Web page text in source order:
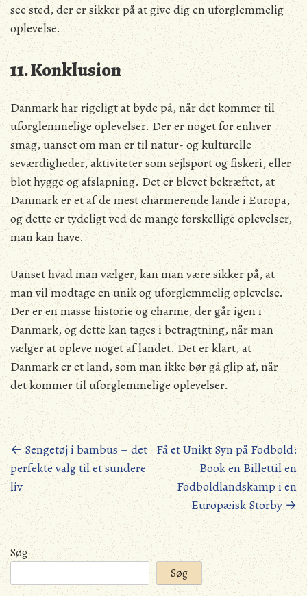
see sted, der er sikker på at give dig en uforglemmelig
oplevelse.
11. Konklusion
Danmark har rigeligt at byde på, når det kommer til
uforglemmelige oplevelser. Der er noget for enhver
smag, uanset om man er til natur- og kulturelle
seværdigheder, aktiviteter som sejlsport og fiskeri, eller
blot hygge og afslapning. Det er blevet bekræftet, at
Danmark er et af de mest charmerende lande i Europa,
og dette er tydeligt ved de mange forskellige oplevelser,
man kan have.
Uanset hvad man vælger, kan man være sikker på, at
man vil modtage en unik og uforglemmelig oplevelse.
Der er en masse historie og charme, der går igen i
Danmark, og dette kan tages i betragtning, når man
vælger at opleve noget af landet. Det er klart, at
Danmark er et land, som man ikke bør gå glip af, når
det kommer til uforglemmelige oplevelser.
Posts
navigation
←Sengetøj i bambus – det
perfekte valg til et sundere
liv
Få et Unikt Syn på Fodbold:
Book en Billettil en
Fodboldlandskamp i en
Europæisk Storby→
Søg
Søg